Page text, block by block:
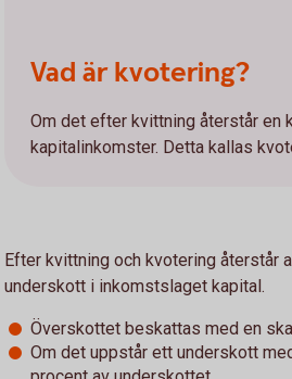
Vad är kvotering?
Om det efter kvittning återstår en
kapitalinkomster. Detta kallas
Efter kvittning och kvotering återstår
underskott i inkomstslaget kapital.
Överskottet beskattas med en
Om det uppstår ett underskott